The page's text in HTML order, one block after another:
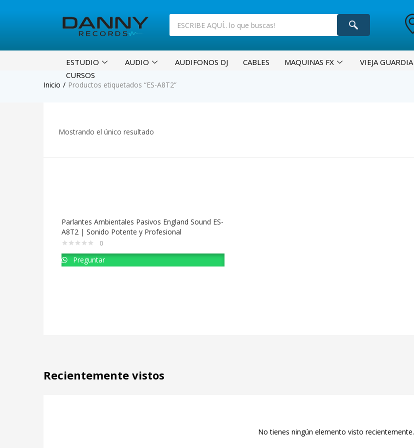
ESTUDIO AUDIO AUDIFONOS DJ CABLES MAQUINAS FX VIEJA GUARDIA
CURSOS
Inicio Productos etiquetados “ES-A8T2”
Mostrando el único resultado
Parlantes Ambientales Pasivos England Sound ES-
A8T2 | Sonido Potente y Profesional
0
Preguntar
Recientemente vistos
No tienes ningún elemento visto recientemente.